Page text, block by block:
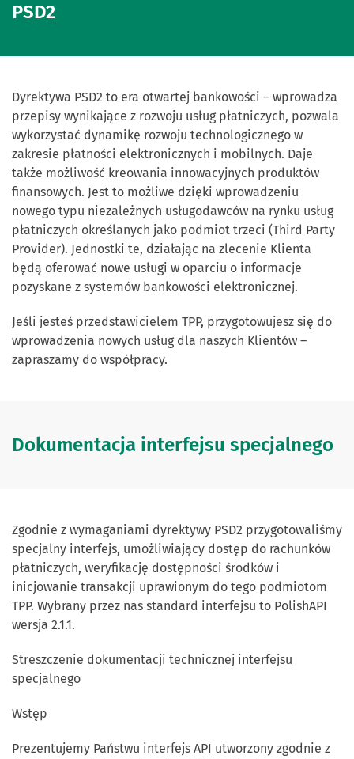
PSD2
Dyrektywa PSD2 to era otwartej bankowości – wprowadza
przepisy wynikające z rozwoju usług płatniczych, pozwala
wykorzystać dynamikę rozwoju technologicznego w
zakresie płatności elektronicznych i mobilnych. Daje
także możliwość kreowania innowacyjnych produktów
finansowych. Jest to możliwe dzięki wprowadzeniu
nowego typu niezależnych usługodawców na rynku usług
płatniczych określanych jako podmiot trzeci (Third Party
Provider). Jednostki te, działając na zlecenie Klienta
będą oferować nowe usługi w oparciu o informacje
pozyskane z systemów bankowości elektronicznej.
Jeśli jesteś przedstawicielem TPP, przygotowujesz się do
wprowadzenia nowych usług dla naszych Klientów –
zapraszamy do współpracy.
Dokumentacja interfejsu specjalnego
Zgodnie z wymaganiami dyrektywy PSD2 przygotowaliśmy
specjalny interfejs, umożliwiający dostęp do rachunków
płatniczych, weryfikację dostępności środków i
inicjowanie transakcji uprawionym do tego podmiotom
TPP. Wybrany przez nas standard interfejsu to PolishAPI
wersja 2.1.1.
Streszczenie dokumentacji technicznej interfejsu
specjalnego
Wstęp
Prezentujemy Państwu interfejs API utworzony zgodnie z